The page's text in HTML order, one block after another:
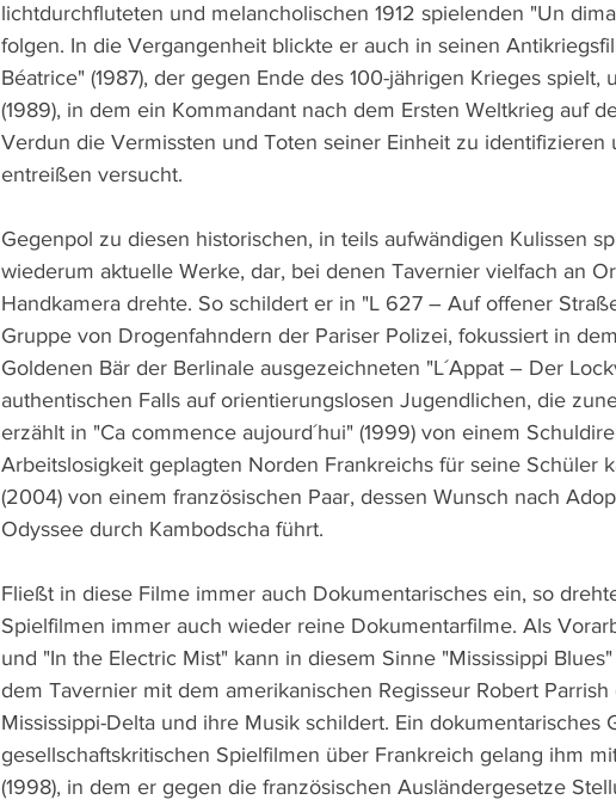
lichtdurchfluteten und melancholischen 1912 spielenden "Un
folgen. In die Vergangenheit blickte er auch in seinen
Béatrice" (1987), der gegen Ende des 100-jährigen Krieges spielt,
(1989), in dem ein Kommandant nach dem Ersten Weltkrieg auf
Verdun die Vermissten und Toten seiner Einheit zu identifizieren
entreißen versucht.
Gegenpol zu diesen historischen, in teils aufwändigen Kulissen
wiederum aktuelle Werke, dar, bei denen Tavernier vielfach an
Handkamera drehte. So schildert er in "L 627 – Auf offener
Gruppe von Drogenfahndern der Pariser Polizei, fokussiert in
Goldenen Bär der Berlinale ausgezeichneten "L´Appat – Der
authentischen Falls auf orientierungslosen Jugendlichen, die
erzählt in "Ca commence aujourd´hui" (1999) von einem
Arbeitslosigkeit geplagten Norden Frankreichs für seine Schüler
(2004) von einem französischen Paar, dessen Wunsch nach
Odyssee durch Kambodscha führt.
Fließt in diese Filme immer auch Dokumentarisches ein, so
Spielfilmen immer auch wieder reine Dokumentarfilme. Als
und "In the Electric Mist" kann in diesem Sinne "Mississippi
dem Tavernier mit dem amerikanischen Regisseur Robert
Mississippi-Delta und ihre Musik schildert. Ein dokumentarisches
gesellschaftskritischen Spielfilmen über Frankreich gelang ihm
(1998), in dem er gegen die französischen Ausländergesetze